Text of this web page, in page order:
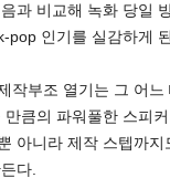
과 비교해 녹화 당일
pop 인기를 실감하게
작부조 열기는 그 어느
큼의 파워풀한 스피
아니라 제작 스텝까
다.